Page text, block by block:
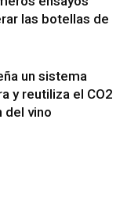
las botellas de
un sistema
y reutiliza el CO2
del vino